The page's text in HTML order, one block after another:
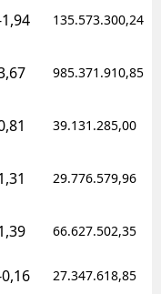
135.573.300,24
985.371.910,85
39.131.285,00
29.776.579,96
66.627.502,35
27.347.618,85